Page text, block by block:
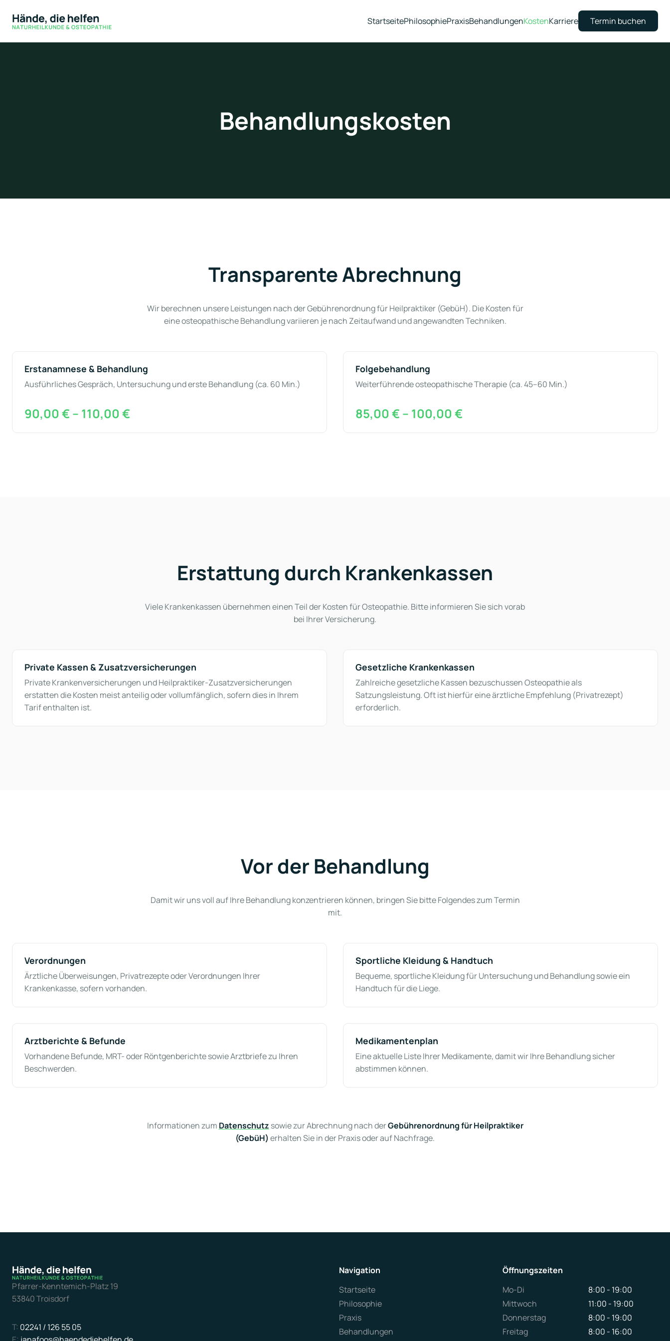
StartseitePhilosophiePraxisBehandlungenKostenKarriere Termin buchen
Behandlungskosten
Transparente Abrechnung
Wir berechnen unsere Leistungen nach der Gebührenordnung für Heilpraktiker (GebüH). Die Kosten für
eine osteopathische Behandlung variieren je nach Zeitaufwand und angewandten Techniken.
Erstanamnese & Behandlung
Ausführliches Gespräch, Untersuchung und erste Behandlung (ca. 60 Min.)
90,00 € – 110,00 €
Folgebehandlung
Weiterführende osteopathische Therapie (ca. 45–60 Min.)
85,00 € – 100,00 €
Erstattung durch Krankenkassen
Viele Krankenkassen übernehmen einen Teil der Kosten für Osteopathie. Bitte informieren Sie sich vorab
bei Ihrer Versicherung.
Private Kassen & Zusatzversicherungen
Private Krankenversicherungen und Heilpraktiker-Zusatzversicherungen
erstatten die Kosten meist anteilig oder vollumfänglich, sofern dies in Ihrem
Tarif enthalten ist.
Gesetzliche Krankenkassen
Zahlreiche gesetzliche Kassen bezuschussen Osteopathie als
Satzungsleistung. Oft ist hierfür eine ärztliche Empfehlung (Privatrezept)
erforderlich.
Vor der Behandlung
Damit wir uns voll auf Ihre Behandlung konzentrieren können, bringen Sie bitte Folgendes zum Termin
mit.
Verordnungen
Ärztliche Überweisungen, Privatrezepte oder Verordnungen Ihrer
Krankenkasse, sofern vorhanden.
Sportliche Kleidung & Handtuch
Bequeme, sportliche Kleidung für Untersuchung und Behandlung sowie ein
Handtuch für die Liege.
Arztberichte & Befunde
Vorhandene Befunde, MRT- oder Röntgenberichte sowie Arztbriefe zu Ihren
Beschwerden.
Medikamentenplan
Eine aktuelle Liste Ihrer Medikamente, damit wir Ihre Behandlung sicher
abstimmen können.
Informationen zum Datenschutz sowie zur Abrechnung nach derGebührenordnung für Heilpraktiker
(GebüH) erhalten Sie in der Praxis oder auf Nachfrage.
Pfarrer-Kenntemich-Platz 19
53840 Troisdorf
T: 02241 / 126 55 05
Navigation
Startseite
Philosophie
Praxis
Behandlungen
Öffnungszeiten
Mo-Di
8:00 - 19:00
Mittwoch
11:00 - 19:00
Donnerstag
8:00 - 19:00
Freitag
8:00 - 16:00